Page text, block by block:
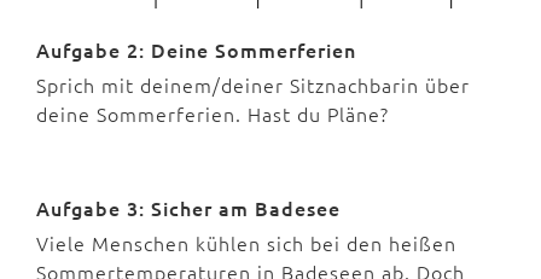
Aufgabe 2: Deine Sommerferien
Sprich mit deinem/deiner Sitznachbarin über
deine Sommerferien. Hast du Pläne?
Aufgabe 3: Sicher am Badesee
Viele Menschen kühlen sich bei den heißen
Sommertemperaturen in Badeseen ab. Doch